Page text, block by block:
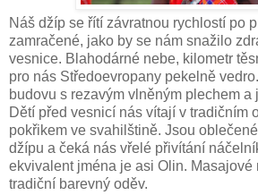
Náš džíp se řítí závratnou rychlostí po
zamračené, jako by se nám snažilo
vesnice. Blahodárné nebe, kilometr
pro nás Středoevropany pekelně
budovu s rezavým vlněným plechem a
Dětí před vesnicí nás vítají v tradičním
pokřikem ve svahilštině. Jsou
džípu a čeká nás vřelé přivítání
ekvivalent jména je asi Olin.
tradiční barevný oděv.